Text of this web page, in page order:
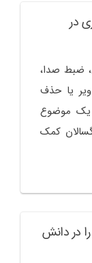
در
ضبط صدا،
یا حذف
یک موضوع
کمک
در دانش